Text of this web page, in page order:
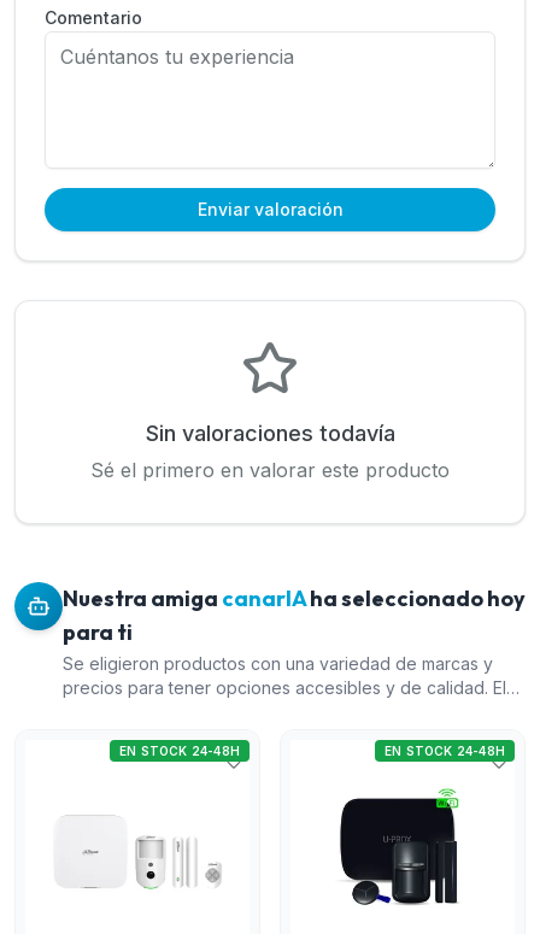
Comentario
Enviar valoración
Sin valoraciones todavía
Sé el primero en valorar este producto
Nuestra amiga canarIAha seleccionado hoy
para ti
Se eligieron productos con una variedad de marcas y
precios para tener opciones accesibles y de calidad. El
con diferentes métodos de conexión, ideal para alta
seguridad. El Kit U-Prox MP WiFi S negro ofrece una
opción más económica sin sacrificar funcionalidad. El
Detector PIRCAM vía radio de exterior de Dahua es
perfecto para incrementar la vigilancia en exteriores.
Finalmente, el Módulo comunicador LTE MQTT Paradox
es una inversión en comunicación eficaz para sistemas
de intrusión, complementando los otros productos.
EN STOCK 24-48H EN STOCK 24-48H